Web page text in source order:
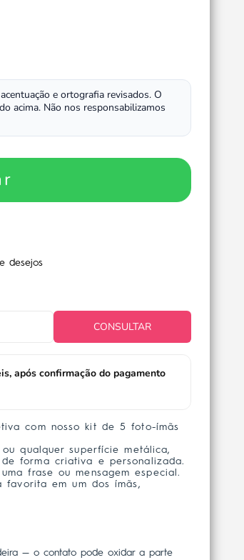
e ortografia revisados. O
acima. Não nos responsabilizamos
desejos
CONSULTAR
após confirmação do pagamento
com nosso kit de 5 foto-ímãs
qualquer superfície metálica,
forma criativa e personalizada.
frase ou mensagem especial.
favorita em um dos ímãs,
— o contato pode oxidar a parte